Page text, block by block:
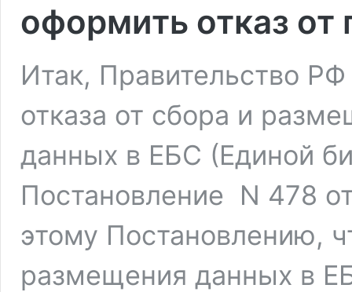
оформить отказ от
Итак, Правительство
отказа от сбора и
данных в ЕБС (Единой
Постановление N 478
этому Постановлению,
размещения данных в